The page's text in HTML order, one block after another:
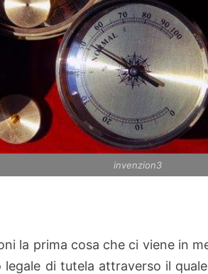
invenzion3
la prima cosa che ci viene in
legale di tutela attraverso il